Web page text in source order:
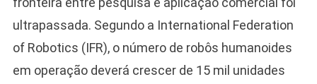
ultrapassada. Segundo a International Federation
of Robotics (IFR), o número de robôs humanoides
em operação deverá crescer de 15 mil unidades